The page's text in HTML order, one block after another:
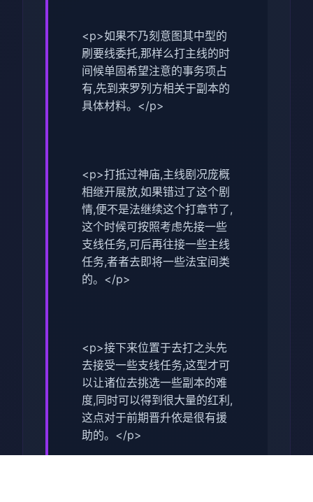
<p>如果不乃刻意图其中型的
刷要线委托,那样么打主线的时
间候单固希望注意的事务项占
有,先到来罗列方相关于副本的
具体材料。</p>
<p>打抵过神庙,主线剧况庞概
相继开展放,如果错过了这个剧
情,便不是法继续这个打章节了,
这个时候可按照考虑先接一些
支线任务,可后再往接一些主线
任务,者者去即将一些法宝间类
的。</p>
<p>接下来位置于去打之头先
去接受一些支线任务,这型才可
以让诸位去挑选一些副本的难
度,同时可以得到很大量的红利,
这点对于前期晋升依是很有援
助的。</p>